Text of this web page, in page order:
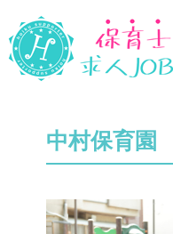
中村保育園